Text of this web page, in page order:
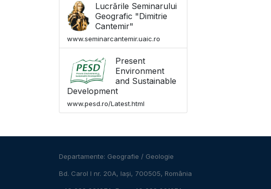
Lucrările Seminarului
Geografic "Dimitrie
Cantemir"
www.seminarcantemir.uaic.ro
Present
Environment
and Sustainable
Development
www.pesd.ro/Latest.html
Departamente: Geografie / Geologie
Bd. Carol I nr. 20A, Iași, 700505, România